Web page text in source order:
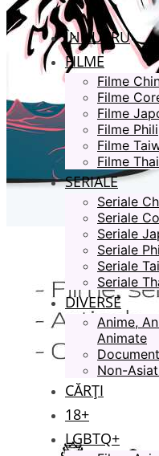
ÎN LUCRU
FILME
Filme
Filme
Filme
Filme
Filme
Filme
SERIALE
Seriale
Seriale
Seriale
Seriale
Seriale
Seriale
DIVERSE
Anime,
Animate
Non-
CĂRȚI
18+
LGBTQ+